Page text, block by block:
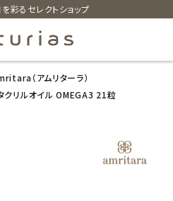
彩るセレクトショップ
search
（アムリターラ）
リルオイル OMEGA3 21粒